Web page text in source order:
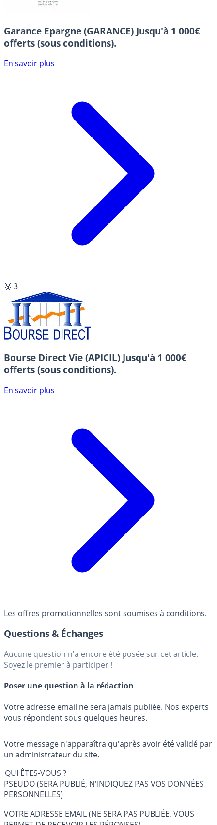
Garance Epargne (GARANCE) Jusqu'à 1 000€
offerts (sous conditions).
En savoir plus
🥉 3
Bourse Direct Vie (APICIL) Jusqu'à 1 000€
offerts (sous conditions).
En savoir plus
Les offres promotionnelles sont soumises à conditions.
Questions & Échanges
Aucune question n'a encore été posée sur cet article.
Soyez le premier à participer !
Poser une question à la rédaction
Votre adresse email ne sera jamais publiée. Nos experts
vous répondent sous quelques heures.
Votre message n'apparaîtra qu'après avoir été validé par
un administrateur du site.
QUI ÊTES-VOUS ?
PSEUDO (SERA PUBLIÉ, N'INDIQUEZ PAS VOS DONNÉES
PERSONNELLES)
VOTRE ADRESSE EMAIL (NE SERA PAS PUBLIÉE, VOUS